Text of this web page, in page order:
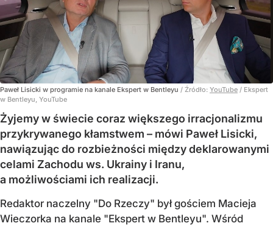
Paweł Lisicki w programie na kanale Ekspert w Bentleyu / Źródło: YouTube / Ekspert
w Bentleyu, YouTube
Żyjemy w świecie coraz większego irracjonalizmu
przykrywanego kłamstwem – mówi Paweł Lisicki,
nawiązując do rozbieżności między deklarowanymi
celami Zachodu ws. Ukrainy i Iranu,
a możliwościami ich realizacji.
Redaktor naczelny "Do Rzeczy" był gościem Macieja
Wieczorka na kanale "Ekspert w Bentleyu". Wśród